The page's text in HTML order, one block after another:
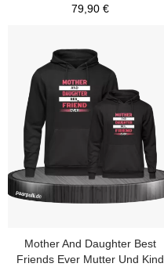
79,90 €
Mother And Daughter Best
Friends Ever Mutter Und Kind